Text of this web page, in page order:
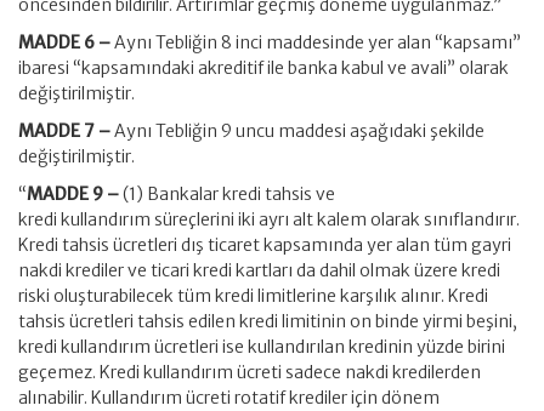
öncesinden bildirilir. Artırımlar geçmiş döneme uygulanmaz.”
MADDE 6 –Aynı Tebliğin 8 inci maddesinde yer alan “kapsamı”
ibaresi “kapsamındaki akreditif ile banka kabul ve avali” olarak
değiştirilmiştir.
MADDE 7 –Aynı Tebliğin 9 uncu maddesi aşağıdaki şekilde
değiştirilmiştir.
“MADDE 9 –(1) Bankalar kredi tahsis ve
kredi kullandırım süreçlerini iki ayrı alt kalem olarak sınıflandırır.
Kredi tahsis ücretleri dış ticaret kapsamında yer alan tüm gayri
nakdi krediler ve ticari kredi kartları da dahil olmak üzere kredi
riski oluşturabilecek tüm kredi limitlerine karşılık alınır. Kredi
tahsis ücretleri tahsis edilen kredi limitinin on binde yirmi beşini,
kredi kullandırım ücretleri ise kullandırılan kredinin yüzde birini
geçemez. Kredi kullandırım ücreti sadece nakdi kredilerden
alınabilir. Kullandırım ücreti rotatif krediler için dönem